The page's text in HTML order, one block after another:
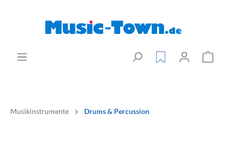
Musikinstrumente Drums & Percussion